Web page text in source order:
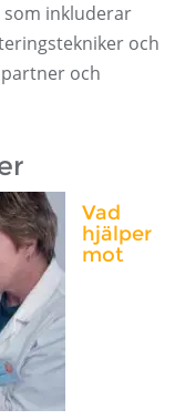
inkluderar
och
och
Vad
hjälper
mot